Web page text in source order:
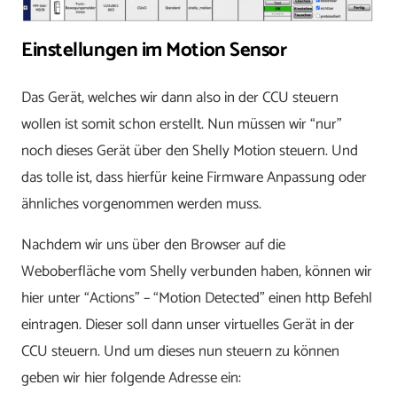
Einstellungen im Motion Sensor
Das Gerät, welches wir dann also in der CCU steuern
wollen ist somit schon erstellt. Nun müssen wir “nur”
noch dieses Gerät über den Shelly Motion steuern. Und
das tolle ist, dass hierfür keine Firmware Anpassung oder
ähnliches vorgenommen werden muss.
Nachdem wir uns über den Browser auf die
Weboberfläche vom Shelly verbunden haben, können wir
hier unter “Actions” – “Motion Detected” einen http Befehl
eintragen. Dieser soll dann unser virtuelles Gerät in der
CCU steuern. Und um dieses nun steuern zu können
geben wir hier folgende Adresse ein: